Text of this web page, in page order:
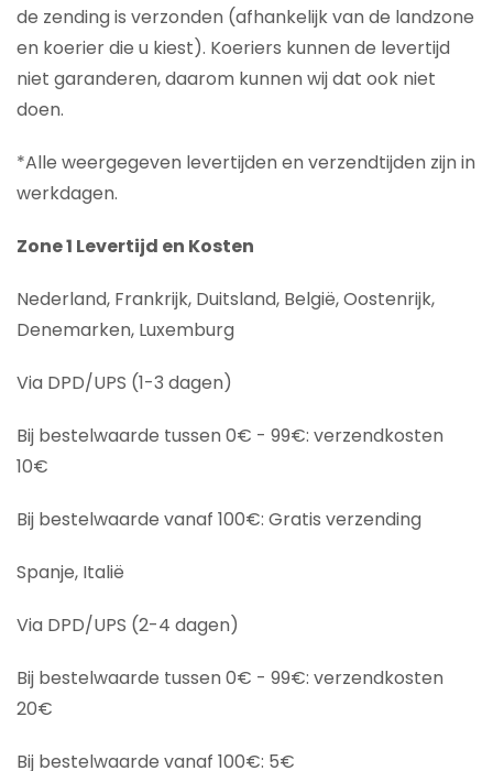
de zending is verzonden (afhankelijk van de landzone
en koerier die u kiest). Koeriers kunnen de levertijd
niet garanderen, daarom kunnen wij dat ook niet
doen.
*Alle weergegeven levertijden en verzendtijden zijn in
werkdagen.
Zone 1 Levertijd en Kosten
Nederland, Frankrijk, Duitsland, België, Oostenrijk,
Denemarken, Luxemburg
Via DPD/UPS (1-3 dagen)
Bij bestelwaarde tussen 0€ - 99€: verzendkosten
10€
Bij bestelwaarde vanaf 100€: Gratis verzending
Spanje, Italië
Via DPD/UPS (2-4 dagen)
Bij bestelwaarde tussen 0€ - 99€: verzendkosten
20€
Bij bestelwaarde vanaf 100€: 5€